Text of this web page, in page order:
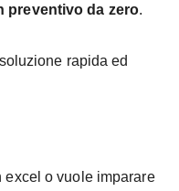
preventivo da zero.
rapida ed
excel o vuole imparare